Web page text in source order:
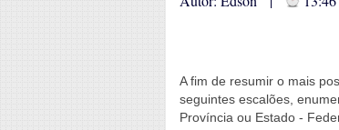
A fim de resumir o mais
seguintes escalões,
Província ou Estado -